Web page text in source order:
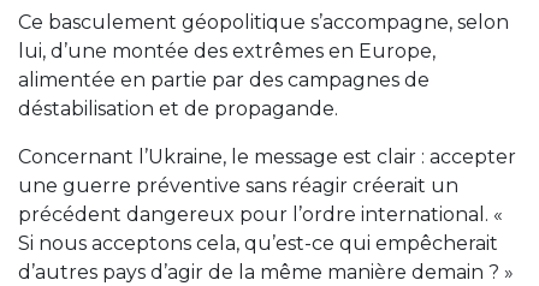
Ce basculement géopolitique s’accompagne, selon
lui, d’une montée des extrêmes en Europe,
alimentée en partie par des campagnes de
déstabilisation et de propagande.
Concernant l’Ukraine, le message est clair : accepter
une guerre préventive sans réagir créerait un
précédent dangereux pour l’ordre international. «
Si nous acceptons cela, qu’est-ce qui empêcherait
d’autres pays d’agir de la même manière demain ? »